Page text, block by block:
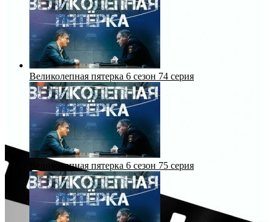
Великолепная пятерка 6 сезон 74 серия
Великолепная пятерка 6 сезон 75 серия